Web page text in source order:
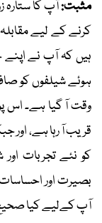
مثبت:آپ کا ستارہ
کرنے کے لیے
ہیں کہ آپ نے
ہوئے شیلفوں کو صاف
وقت آ گیا ہے۔ اس
قریب آ رہا ہے، اور
کو نئے تجربات
بصیرت اور
آپ کےلیے کیا